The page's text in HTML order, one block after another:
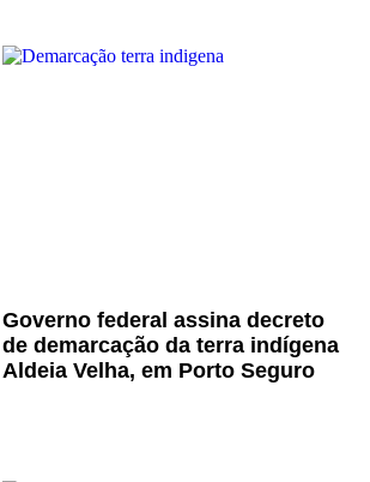
Governo federal assina decreto
de demarcação da terra indígena
Aldeia Velha, em Porto Seguro